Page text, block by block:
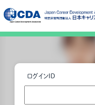
ログインID